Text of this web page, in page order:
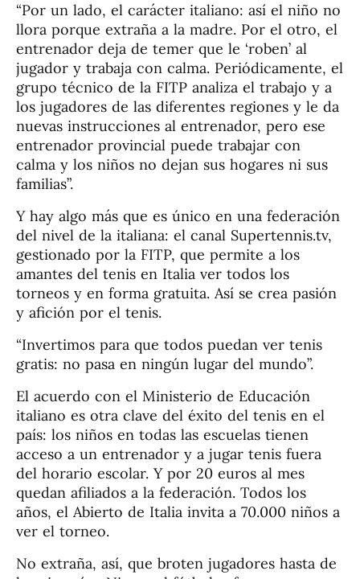
“Por un lado, el carácter italiano: así el niño no
llora porque extraña a la madre. Por el otro, el
entrenador deja de temer que le ‘roben’ al
jugador y trabaja con calma. Periódicamente, el
grupo técnico de la FITP analiza el trabajo y a
los jugadores de las diferentes regiones y le da
nuevas instrucciones al entrenador, pero ese
entrenador provincial puede trabajar con
calma y los niños no dejan sus hogares ni sus
familias”.
Y hay algo más que es único en una federación
del nivel de la italiana: el canal Supertennis.tv,
gestionado por la FITP, que permite a los
amantes del tenis en Italia ver todos los
torneos y en forma gratuita. Así se crea pasión
y afición por el tenis.
“Invertimos para que todos puedan ver tenis
gratis: no pasa en ningún lugar del mundo”.
El acuerdo con el Ministerio de Educación
italiano es otra clave del éxito del tenis en el
país: los niños en todas las escuelas tienen
acceso a un entrenador y a jugar tenis fuera
del horario escolar. Y por 20 euros al mes
quedan afiliados a la federación. Todos los
años, el Abierto de Italia invita a 70.000 niños a
ver el torneo.
No extraña, así, que broten jugadores hasta de